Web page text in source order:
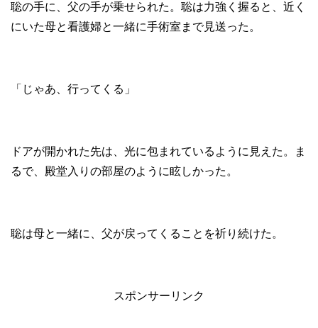
聡の手に、父の手が乗せられた。聡は力強く握ると、近く
にいた母と看護婦と一緒に手術室まで見送った。
「じゃあ、行ってくる」
ドアが開かれた先は、光に包まれているように見えた。ま
るで、殿堂入りの部屋のように眩しかった。
聡は母と一緒に、父が戻ってくることを祈り続けた。
スポンサーリンク